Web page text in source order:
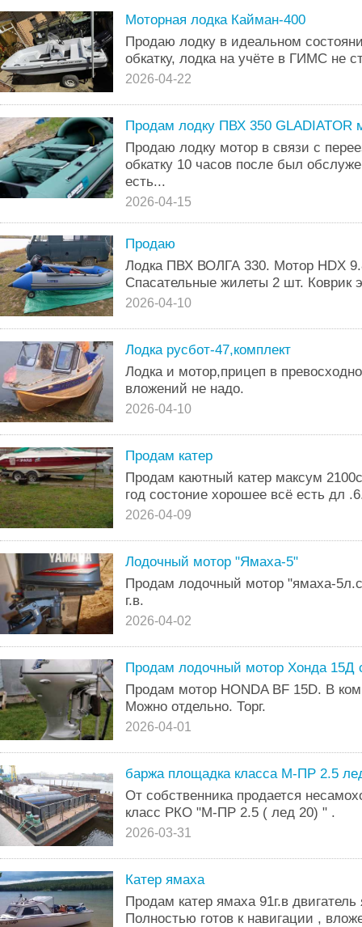
Моторная лодка Кайман-400
Продаю лодку в идеальном
обкатку, лодка на учёте в ГИМС не
2026-04-22
Продам лодку ПВХ 350 GLADIATOR
Продаю лодку мотор в связи с
обкатку 10 часов после был
есть...
2026-04-15
Продаю
Лодка ПВХ ВОЛГА 330. Мотор НDX
Спасательные жилеты 2 шт. Коврик
2026-04-10
Лодка русбот-47,комплект
Лодка и мотор,прицеп в
вложений не надо.
2026-04-10
Продам катер
Продам каютный катер максум
год состоние хорошее всё есть дл
2026-04-09
Лодочный мотор "Ямаха-5"
Продам лодочный мотор "ямаха-
г.в.
2026-04-02
Продам лодочный мотор Хонда 15Д
Продам мотор HONDA BF 15D. В
Можно отдельно. Торг.
2026-04-01
баржа площадка класса М-ПР 2.5
От собственника продается
класс РКО "М-ПР 2.5 ( лед 20) " .
2026-03-31
Катер ямаха
Продам катер ямаха 91г.в
Полностью готов к навигации ,